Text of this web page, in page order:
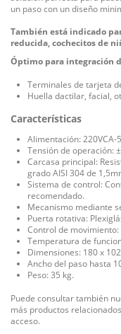
un paso con un diseño
También está indicado
reducida, cochecitos de
Óptimo para integración
Terminales de tarjeta
Huella dactilar, facial,
Características
Alimentación: 220VCA-
Tensión de operación:
Carcasa principal:
grado AISI 304 de
Sistema de control:
recomendado.
Mecanismo mediante
Puerta rotativa:
Control de
Temperatura de
Dimensiones: 180 x
Ancho del paso hasta
Peso: 35 kg.
Puede consultar también
más productos
acceso.